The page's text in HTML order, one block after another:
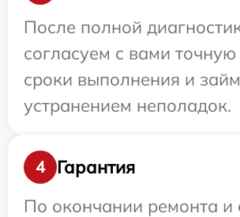
После полной
согласуем с вами точную
сроки выполнения и
устранением неполадок.
4
Гарантия
По окончании ремонта и